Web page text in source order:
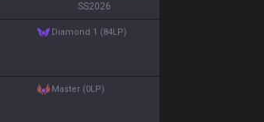
SS2026
diamond 1 (84LP)
master (0LP)